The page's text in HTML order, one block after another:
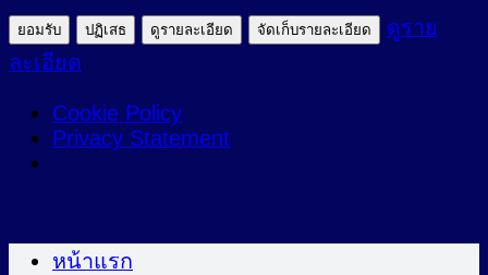
ยอมรับ ปฏิเสธ ดูรายละเอียด จัดเก็บรายละเอียด
ดูราย
ละเอียด
Cookie Policy
Privacy Statement
ไป
หน้าแรก